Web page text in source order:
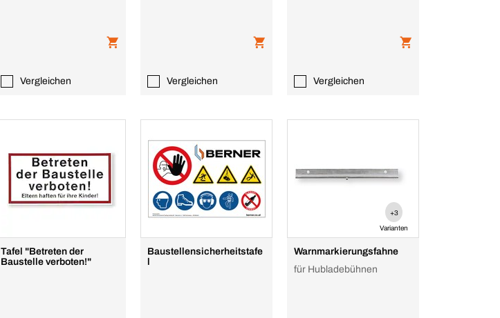
Vergleichen Vergleichen Vergleichen
Tafel "Betreten der
Baustelle verboten!"
Baustellensicherheitstafe
+3
Varianten
Warnmarkierungsfahne
für Hubladebühnen